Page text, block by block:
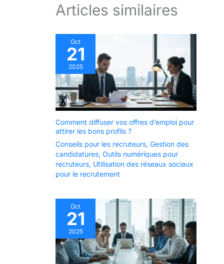
Articles similaires
Oct
21
2025
Comment diffuser vos offres d’emploi pour
attirer les bons profils ?
Conseils pour les recruteurs, Gestion des
candidatures, Outils numériques pour
recruteurs, Utilisation des réseaux sociaux
pour le recrutement
Oct
21
2025